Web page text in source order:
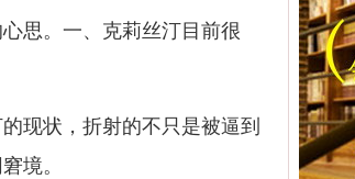
思。一、克莉丝汀目前很
现状，折射的不只是被逼到
境。